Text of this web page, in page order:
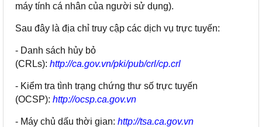
máy tính cá nhân của người sử dụng).
Sau đây là địa chỉ truy cập các dịch vụ trực tuyến:
- Danh sách hủy bỏ
(CRLs): http://ca.gov.vn/pki/pub/crl/cp.crl
- Kiểm tra tình trạng chứng thư số trực tuyến
(OCSP): http://ocsp.ca.gov.vn
- Máy chủ dấu thời gian: http://tsa.ca.gov.vn